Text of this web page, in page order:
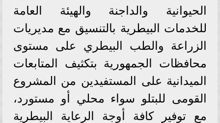
الحيوانية والداجنة والهيئة العامة
للخدمات البيطرية بالتنسيق مع مديريات
الزراعة والطب البيطري على مستوى
محافظات الجمهورية بتكثيف المتابعات
الميدانية على المستفيدين من المشروع
القومى للبتلو سواء محلي أو مستورد،
مع توفير كافة أوجة الرعاية البيطرية